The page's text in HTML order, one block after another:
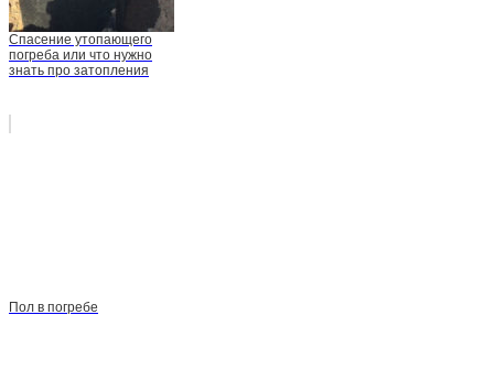
Спасение утопающего
погреба или что нужно
знать про затопления
Пол в погребе